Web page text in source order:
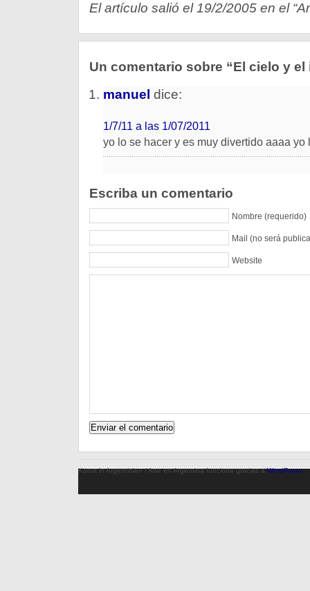
El artículo salió el 19/2/2005 en el
Un comentario sobre “El cielo y el
manuel dice:
1/7/11 a las 1/07/2011
yo lo se hacer y es muy divertido aaaa yo
Escriba un comentario
Nombre (requerido)
Mail (no será
Website
Kunst in Argentinien / Arte en Argentina funciona gracias aWordPress